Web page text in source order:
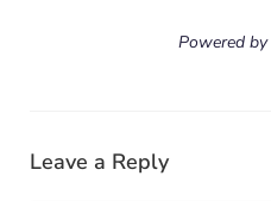
Powered by
Leave a Reply